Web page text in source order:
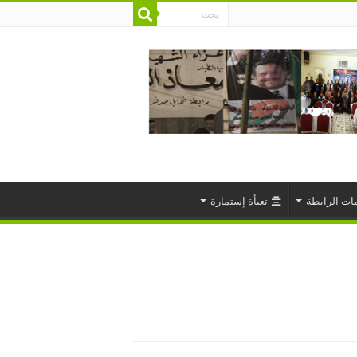
الرابطة تعبأة إستمارة